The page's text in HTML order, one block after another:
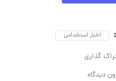
اخبار استخدامی
گذاری
دیدگاه